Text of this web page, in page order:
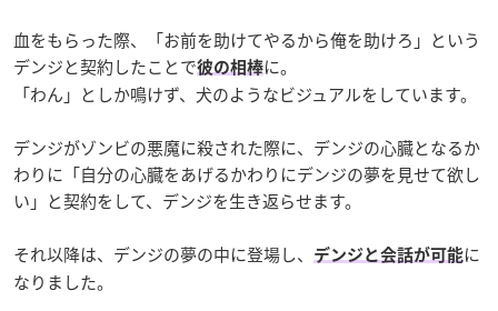
血をもらった際、「お前を助けてやるから俺を助けろ」という
デンジと契約したことで彼の相棒に。
「わん」としか鳴けず、犬のようなビジュアルをしています。
デンジがゾンビの悪魔に殺された際に、デンジの心臓となるか
わりに「自分の心臓をあげるかわりにデンジの夢を見せて欲し
い」と契約をして、デンジを生き返らせます。
それ以降は、デンジの夢の中に登場し、 デンジと会話が可能に
なりました。